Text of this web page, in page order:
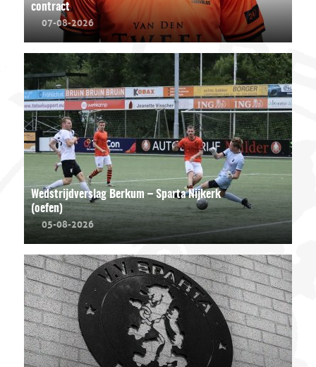
contract
07-08-2026
Wedstrijdverslag Berkum – Sparta Nijkerk
(oefen)
05-08-2026